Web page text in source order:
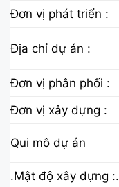
Đơn vị phát triển :
Địa chỉ dự án :
Đơn vị phân phối :
Đơn vị xây dựng :
Qui mô dự án
.Mật độ xây dựng :.